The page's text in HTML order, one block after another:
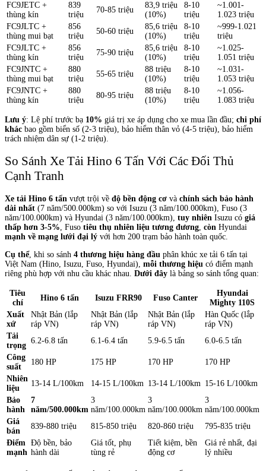
FC9JETC +
thùng kín
839
triệu
70-85 triệu
83,9 triệu
(10%)
8-10
triệu
~1.001-
1.023 triệu
FC9JLTC +
thùng mui bạt
856
triệu
50-60 triệu
85,6 triệu
(10%)
8-10
triệu
~999-1.021
triệu
FC9JLTC +
thùng kín
856
triệu
75-90 triệu
85,6 triệu
(10%)
8-10
triệu
~1.025-
1.051 triệu
FC9JNTC +
thùng mui bạt
880
triệu
55-65 triệu
88 triệu
(10%)
8-10
triệu
~1.031-
1.053 triệu
FC9JNTC +
thùng kín
880
triệu
80-95 triệu
88 triệu
(10%)
8-10
triệu
~1.056-
1.083 triệu
Lưu ý: Lệ phí trước bạ 10% giá trị xe áp dụng cho xe mua lần đầu; chi phí
khác bao gồm biển số (2-3 triệu), bảo hiểm thân vỏ (4-5 triệu), bảo hiểm
trách nhiệm dân sự (1-2 triệu).
So Sánh Xe Tải Hino 6 Tấn Với Các Đối Thủ
Cạnh Tranh
Xe tải Hino 6 tấn vượt trội về độ bền động cơ và chính sách bảo hành
dài nhất (7 năm/500.000km) so với Isuzu (3 năm/100.000km), Fuso (3
năm/100.000km) và Hyundai (3 năm/100.000km), tuy nhiên Isuzu có giá
thấp hơn 3-5% , Fuso tiêu thụ nhiên liệu tương đương còn Hyundai
mạnh về mạng lưới đại lý với hơn 200 trạm bảo hành toàn quốc.
Cụ thể, khi so sánh 4 thương hiệu hàng đầu phân khúc xe tải 6 tấn tại
Việt Nam (Hino, Isuzu, Fuso, Hyundai), mỗi thương hiệu có điểm mạnh
riêng phù hợp với nhu cầu khác nhau. Dưới đây là bảng so sánh tổng quan:
Tiêu
chí
Hino 6 tấn Isuzu FRR90 Fuso Canter
Hyundai
Mighty 110S
Xuất
xứ
Nhật Bản (lắp
ráp VN)
Nhật Bản (lắp
ráp VN)
Nhật Bản (lắp
ráp VN)
Hàn Quốc (lắp
ráp VN)
Tải
trọng
6.2-6.8 tấn 6.1-6.4 tấn 5.9-6.5 tấn
6.0-6.5 tấn
Công
suất
180 HP 175 HP 170 HP
170 HP
Nhiên
liệu
13-14 L/100km 14-15 L/100km 13-14 L/100km 15-16 L/100km
Bảo
hành
7
năm/500.000km
3
năm/100.000km
3
năm/100.000km
3
năm/100.000km
Giá
bán
839-880 triệu 815-850 triệu 820-860 triệu
795-835 triệu
Điểm
mạnh
Độ bền, bảo
hành dài
Giá tốt, phụ
tùng rẻ
Tiết kiệm, bền
động cơ
Giá rẻ nhất, đại
lý nhiều